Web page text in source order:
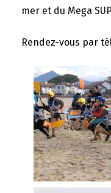
mer et du Mega
Rendez-vous par